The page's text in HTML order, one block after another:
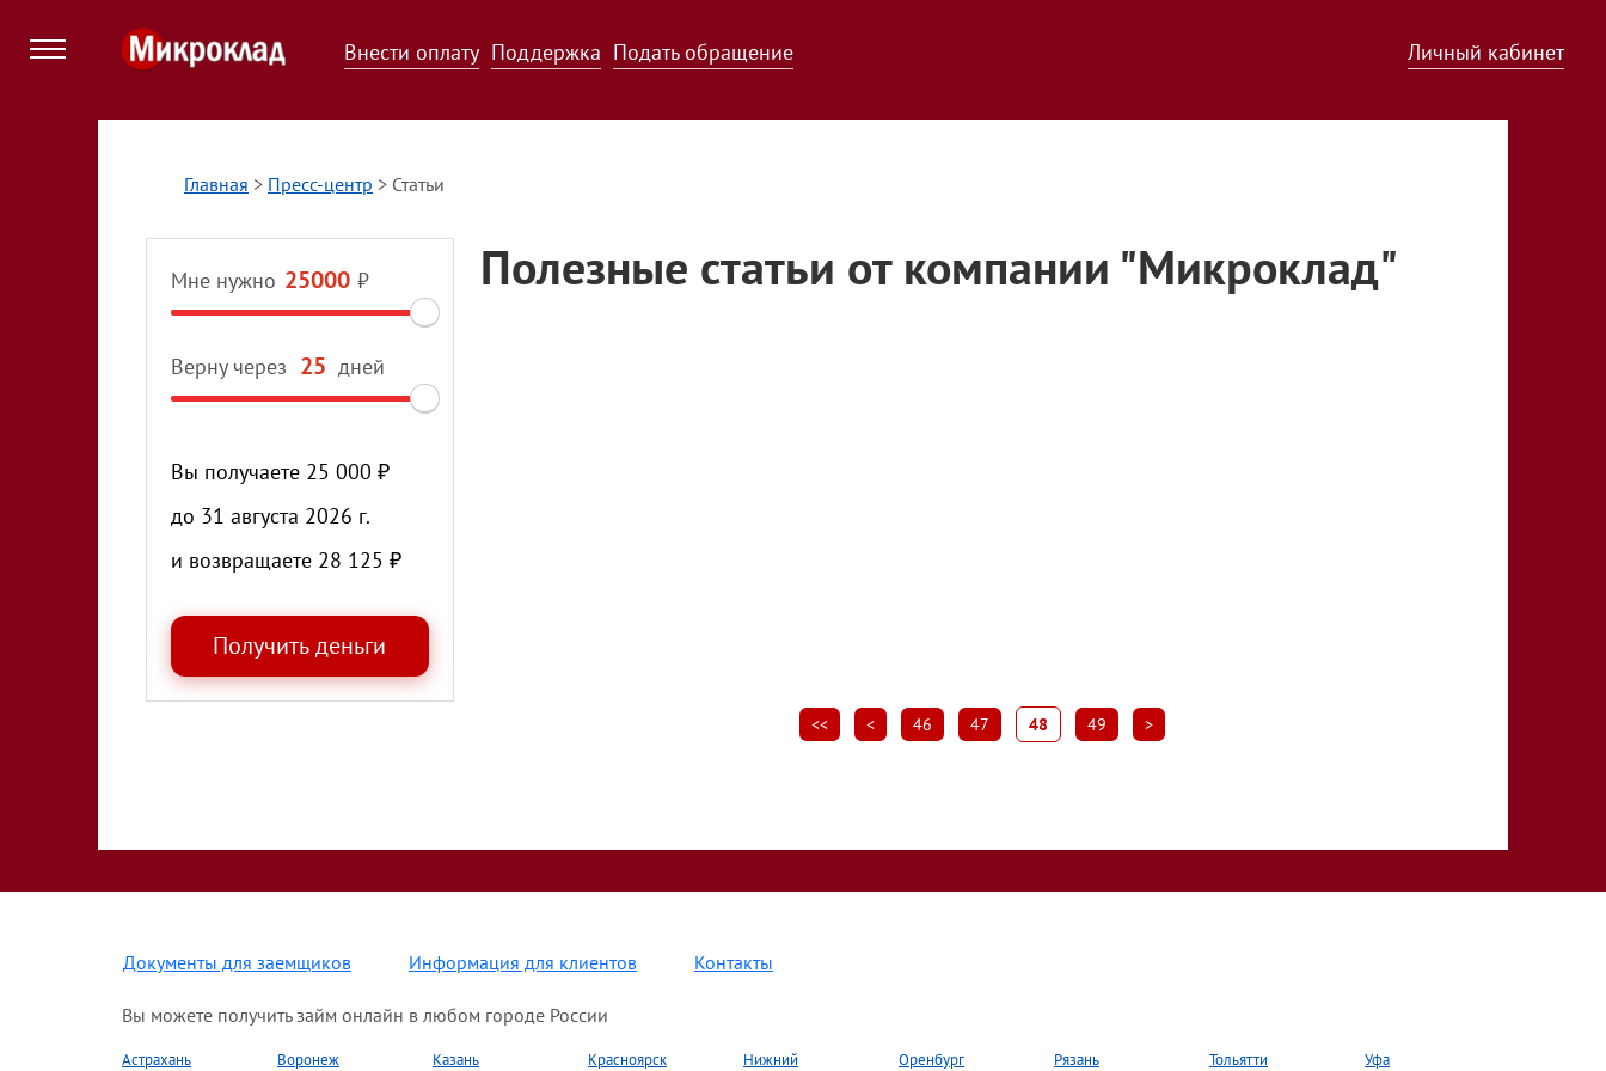
Внести оплату Поддержка Подать обращение Личный кабинет
Главная > Пресс-центр > Статьи
Мне нужно ₽
Верну через дней
Вы получаете 25 000 ₽
до 31 августа 2026 г.
и возвращаете 28 125 ₽
Полезные статьи от компании "Микроклад"
<< < 46 47 48 49 >
Документы для заемщиков Информация для клиентов Контакты
Вы можете получить займ онлайн в любом городе России
Астрахань Воронеж Казань Красноярск Нижний Оренбург Рязань Тольятти Уфа